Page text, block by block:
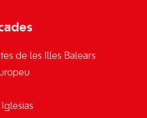
de les Illes Balears